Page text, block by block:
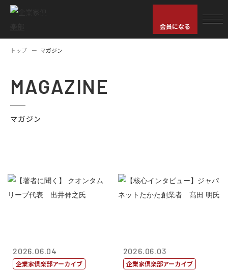
会員になる
トップ マガジン
MAGAZINE
マガジン
2026.06.04
企業家倶楽部アーカイブ
2026.06.03
企業家倶楽部アーカイブ